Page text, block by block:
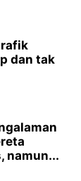
dan tak
namun...